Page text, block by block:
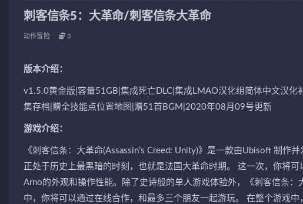
刺客信条5：大革命/刺客信条大革命
动作冒险 3
版本介绍：
v1.5.0黄金版|容量51GB|集成死亡DLC|集成LMAO汉化组简体中文汉
集存档|赠全技能点位置地图|赠51首BGM|2020年08月09号更新
游戏介绍：
《刺客信条：大革命(Assassin’s Creed: Unity)》是一款由Ubisoft 制
正处于历史上最黑暗的时刻，也就是法国大革命时期。 这一次，你将
Arno的外观和操作性能。除了史诗般的单人游戏体验外，《刺客信条
中，你将可以通过在线合作，和最多三个朋友一起游玩。 在整个游戏